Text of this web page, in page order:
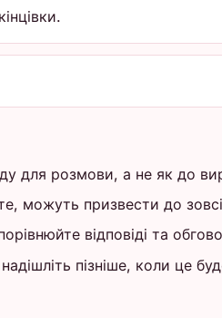
для розмови, а не як до
можуть призвести до
відповіді та
пізніше, коли це